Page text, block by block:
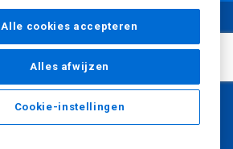
Alle cookies accepteren
Alles afwijzen
Cookie-instellingen